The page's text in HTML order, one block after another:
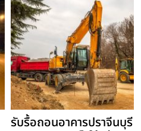
รับรื้อถอนอาคารปราจีนบุรี